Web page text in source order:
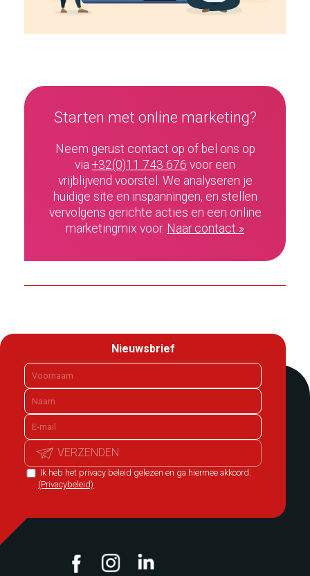
Starten met online marketing?
Neem gerust contact op of bel ons op
via +32(0)11 743 676 voor een
vrijblijvend voorstel. We analyseren je
huidige site en inspanningen, en stellen
vervolgens gerichte acties en een online
marketingmix voor. Naar contact »
Nieuwsbrief
Ik heb het privacy beleid gelezen en ga hiermee akkoord.
(Privacybeleid)
VERZENDEN